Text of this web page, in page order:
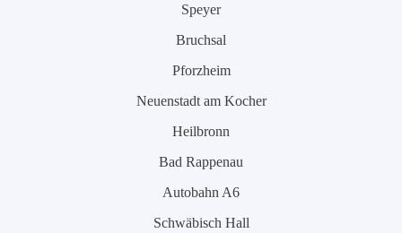
Speyer
Bruchsal
Pforzheim
Neuenstadt am Kocher
Heilbronn
Bad Rappenau
Autobahn A6
Schwäbisch Hall